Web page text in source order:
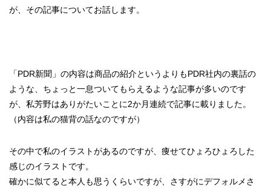
が、その記事についてお話します。
「PDR新聞」の内容は商品の紹介というよりもPDR社内の裏話の
ような、ちょっと一息ついてもらえるような記事が多いのです
が、私芳野はありがたいことに2か月連続で記事に載りました。
（内容は私の猫背の話なのですが）
その中で私のイラストがあるのですが、痩せてひょろひょろした
感じのイラストです。
確かに似てると本人も思うくらいですが、さすがにデフォルメさ